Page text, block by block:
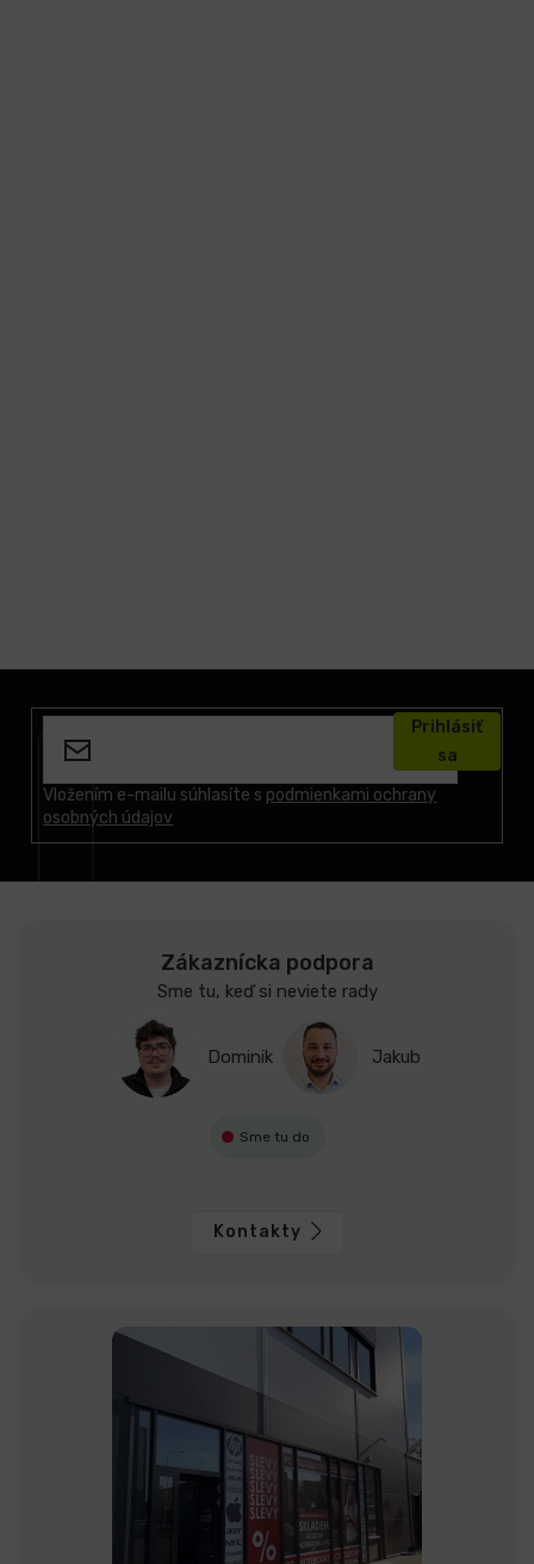
Vložením e-mailu súhlasíte s podmienkami ochrany
osobných údajov
Prihlásiť
sa
Zákaznícka podpora
Sme tu, keď si neviete rady
Dominik Jakub
Sme tu do
Kontakty